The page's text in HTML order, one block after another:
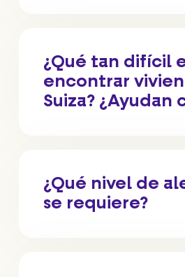
¿Qué tan difícil
encontrar
Suiza? ¿Ayudan
¿Qué nivel de
se requiere?